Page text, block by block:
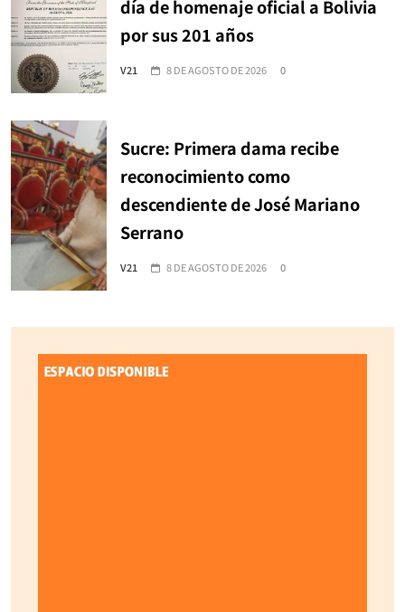
día de homenaje oficial a Bolivia
por sus 201 años
V21 8 DE AGOSTO DE 2026 0
Sucre: Primera dama recibe
reconocimiento como
descendiente de José Mariano
Serrano
V21 8 DE AGOSTO DE 2026 0